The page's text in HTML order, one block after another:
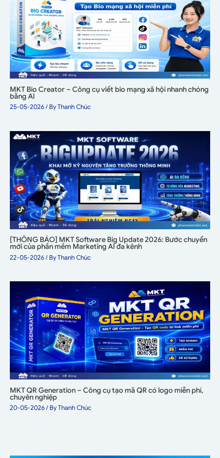
MKT Bio Creator – Công cụ viết bio mạng xã hội nhanh chóng
bằng AI
25-05-2026/ ByThanh Chúc
[THÔNG BÁO] MKT Software Big Update 2026: Bước chuyển
mới của phần mềm Marketing AI đa kênh
22-05-2026/ ByThanh Chúc
MKT QR Generation – Công cụ tạo mã QR có logo miễn phí,
chuyên nghiệp
20-05-2026/ ByThanh Chúc